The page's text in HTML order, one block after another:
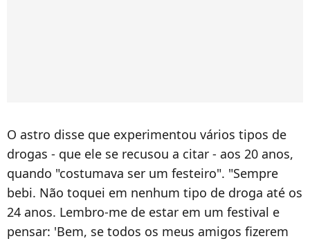
O astro disse que experimentou vários tipos de
drogas - que ele se recusou a citar - aos 20 anos,
quando "costumava ser um festeiro". "Sempre
bebi. Não toquei em nenhum tipo de droga até os
24 anos. Lembro-me de estar em um festival e
pensar: 'Bem, se todos os meus amigos fizerem